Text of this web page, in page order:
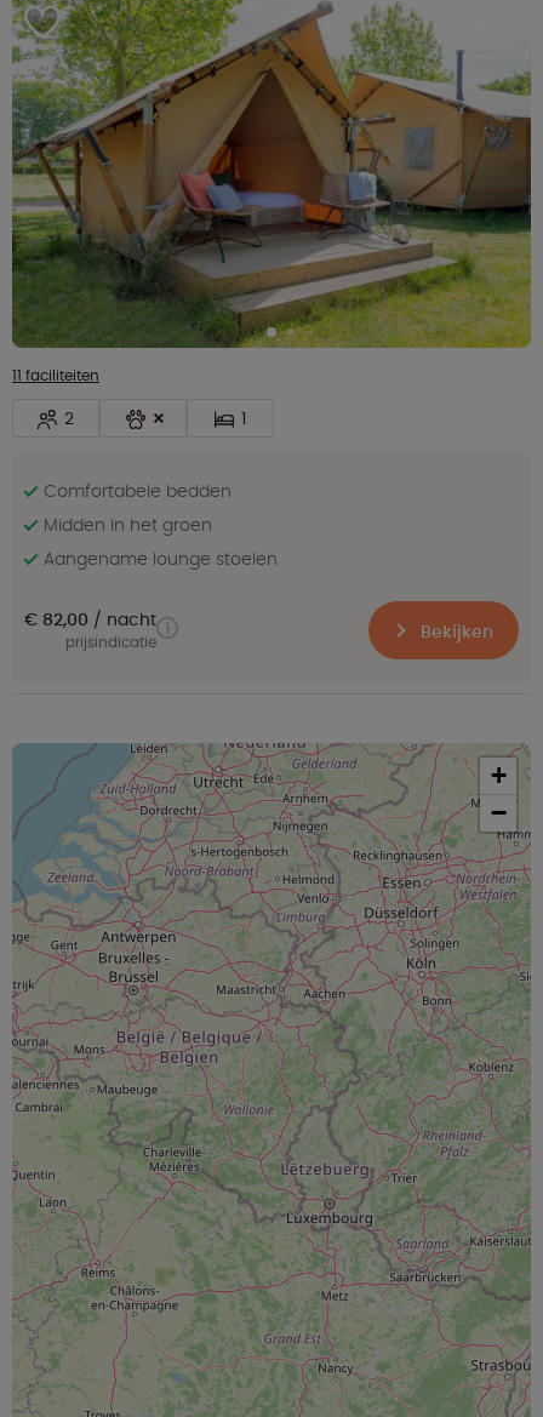
11 faciliteiten
2 1
Comfortabele bedden
Midden in het groen
Aangename lounge stoelen
€ 82,00 nacht
prijsindicatie Bekijken
+
−